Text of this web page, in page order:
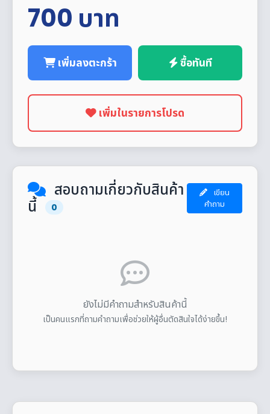
700 บาท
เพิ่มลงตะกร้า ซื้อทันที
เพิ่มในรายการโปรด
สอบถามเกี่ยวกับสินค้า
นี้
0
เขียน
คำถาม
ยังไม่มีคำถามสำหรับสินค้านี้
เป็นคนแรกที่ถามคำถามเพื่อช่วยให้ผู้อื่นตัดสินใจได้ง่ายขึ้น!